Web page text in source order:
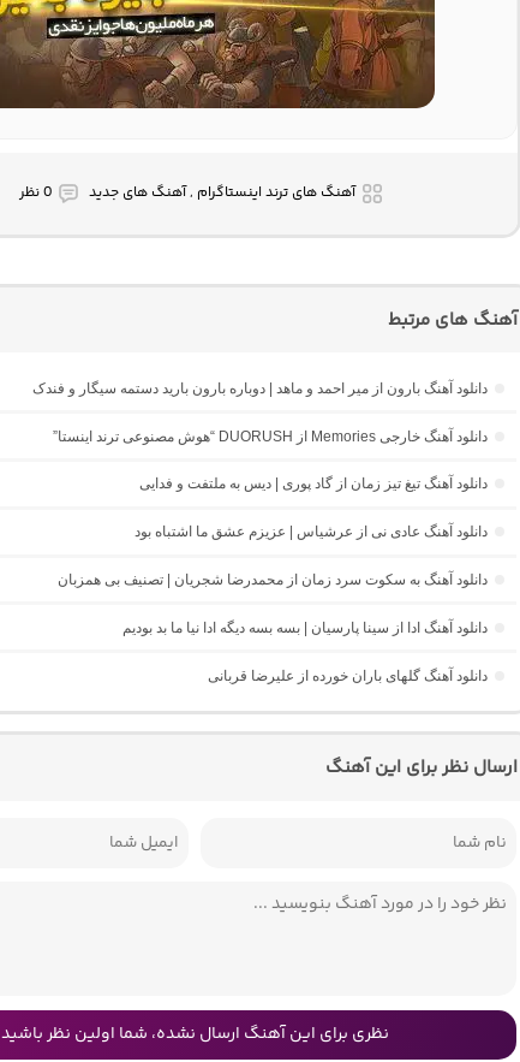
آهنگ های ترند اینستاگرام , آهنگ های جدید 0 نظر
آهنگ های مرتبط
دانلود آهنگ بارون از میر احمد و ماهد | دوباره بارون بارید دستمه سیگار و فندک
دانلود آهنگ خارجی Memories از DUORUSH “هوش مصنوعی ترند اینستا”
دانلود آهنگ تیغ تیز زمان از گاد پوری | دیس به ملتفت و فدایی
دانلود آهنگ عادی نی از عرشیاس | عزیزم عشق ما اشتباه بود
دانلود آهنگ به سکوت سرد زمان از محمدرضا شجریان | تصنیف بی همزبان
دانلود آهنگ ادا از سینا پارسیان | بسه بسه دیگه ادا نیا ما بد بودیم
دانلود آهنگ گلهای باران خورده از علیرضا قربانی
ارسال نظر برای این آهنگ
نظری برای این آهنگ ارسال نشده، شما اولین نظر باشید